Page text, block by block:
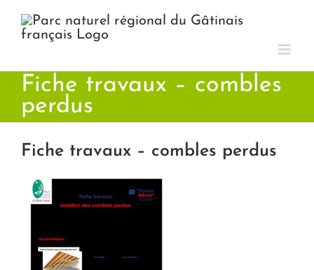
contenu
Fiche travaux – combles
perdus
Fiche travaux – combles perdus